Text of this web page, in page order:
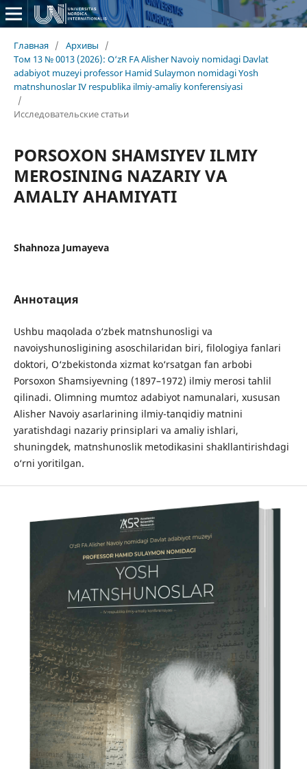
Главная / Архивы
/
Том 13 № 0013 (2026): O‘zR FA Alisher Navoiy nomidagi Davlat
adabiyot muzeyi professor Hamid Sulaymon nomidagi Yosh
matnshunoslar IV respublika ilmiy-amaliy konferensiyasi
/
Исследовательские статьи
PORSOXON SHAMSIYEV ILMIY
MEROSINING NAZARIY VA
AMALIY AHAMIYATI
Shahnoza Jumayeva
Аннотация
Ushbu maqolada o‘zbek matnshunosligi va
navoiyshunosligining asoschilaridan biri, filologiya fanlari
doktori, O‘zbekistonda xizmat ko‘rsatgan fan arbobi
Porsoxon Shamsiyevning (1897–1972) ilmiy merosi tahlil
qilinadi. Olimning mumtoz adabiyot namunalari, xususan
Alisher Navoiy asarlarining ilmiy-tanqidiy matnini
yaratishdagi nazariy prinsiplari va amaliy ishlari,
shuningdek, matnshunoslik metodikasini shakllantirishdagi
o‘rni yoritilgan.